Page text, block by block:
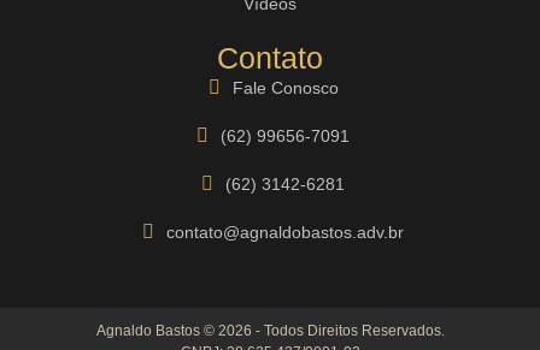
Contato
Fale Conosco
(62) 99656-7091
(62) 3142-6281
contato@agnaldobastos.adv.br
Agnaldo Bastos © 2026 - Todos Direitos Reservados.